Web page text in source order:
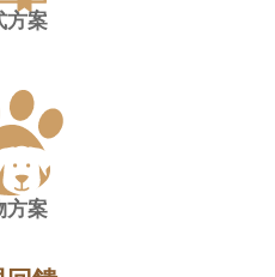
方案
方案